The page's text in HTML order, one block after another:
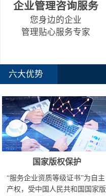
企业管理咨询服务
您身边的企业
管理贴心服务专家
六大优势
国家版权保护
“服务企业资质等级证书”为自主
产权，受中国人民共和国国家版